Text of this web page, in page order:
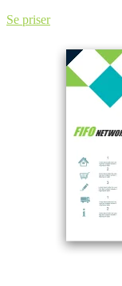
Se priser